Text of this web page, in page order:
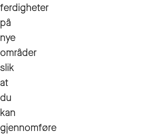
ferdigheter
på
nye
områder
slik
at
du
kan
gjennomføre